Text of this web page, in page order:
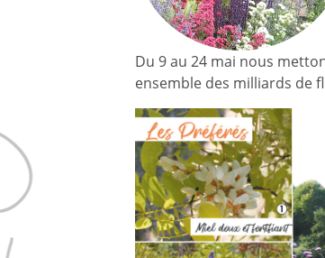
Du 9 au 24 mai nous
ensemble des milliards de